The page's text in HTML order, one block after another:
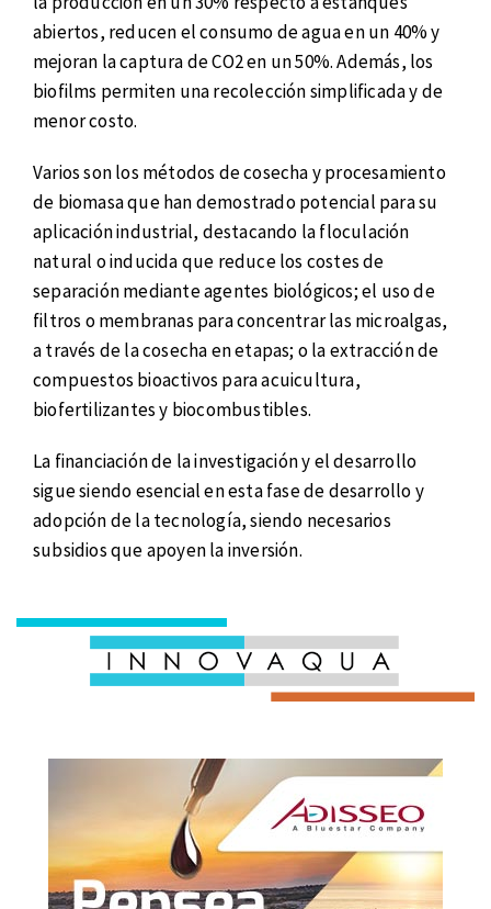
abiertos, reducen el consumo de agua en un 40% y
mejoran la captura de CO2 en un 50%. Además, los
biofilms permiten una recolección simplificada y de
menor costo.
Varios son los métodos de cosecha y procesamiento
de biomasa que han demostrado potencial para su
aplicación industrial, destacando la floculación
natural o inducida que reduce los costes de
separación mediante agentes biológicos; el uso de
filtros o membranas para concentrar las microalgas,
a través de la cosecha en etapas; o la extracción de
compuestos bioactivos para acuicultura,
biofertilizantes y biocombustibles.
La financiación de la investigación y el desarrollo
sigue siendo esencial en esta fase de desarrollo y
adopción de la tecnología, siendo necesarios
subsidios que apoyen la inversión.